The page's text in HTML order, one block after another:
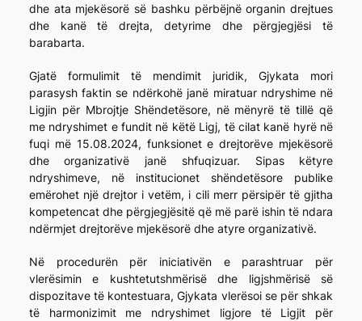
dhe ata mjekësorë së bashku përbëjnë organin drejtues
dhe kanë të drejta, detyrime dhe përgjegjësi të
barabarta.
Gjatë formulimit të mendimit juridik, Gjykata mori
parasysh faktin se ndërkohë janë miratuar ndryshime në
Ligjin për Mbrojtje Shëndetësore, në mënyrë të tillë që
me ndryshimet e fundit në këtë Ligj, të cilat kanë hyrë në
fuqi më 15.08.2024, funksionet e drejtorëve mjekësorë
dhe organizativë janë shfuqizuar. Sipas këtyre
ndryshimeve, në institucionet shëndetësore publike
emërohet një drejtor i vetëm, i cili merr përsipër të gjitha
kompetencat dhe përgjegjësitë që më parë ishin të ndara
ndërmjet drejtorëve mjekësorë dhe atyre organizativë.
Në procedurën për iniciativën e parashtruar për
vlerësimin e kushtetutshmërisë dhe ligjshmërisë së
dispozitave të kontestuara, Gjykata vlerësoi se për shkak
të harmonizimit me ndryshimet ligjore të Ligjit për